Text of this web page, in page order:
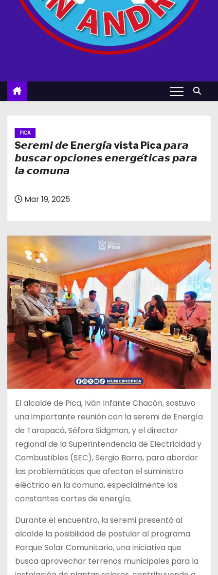
PICA
S𝙚𝙧𝙚𝙢𝙞 𝙙𝙚 E𝙣𝙚𝙧𝙜𝙞́𝙖 vista Pica 𝙥𝙖𝙧𝙖
𝙗𝙪𝙨𝙘𝙖𝙧 𝙤𝙥𝙘𝙞𝙤𝙣𝙚𝙨 𝙚𝙣𝙚𝙧𝙜𝙚́𝙩𝙞𝙘𝙖𝙨 𝙥𝙖𝙧𝙖
𝙡𝙖 𝙘𝙤𝙢𝙪𝙣𝙖
Mar 19, 2025
El alcalde de Pica, Iván Infante Chacón, sostuvo
una importante reunión con la seremi de Energía
de Tarapacá, Séfora Sidgman, y el director
regional de la Superintendencia de Electricidad y
Combustibles (SEC), Sergio Barra, para abordar
las problemáticas que afectan el suministro
eléctrico en la comuna, especialmente los
constantes cortes de energía.
Durante el encuentro, la seremi presentó al
alcalde la posibilidad de postular al programa
Parque Solar Comunitario, una iniciativa que
busca aprovechar terrenos municipales para la